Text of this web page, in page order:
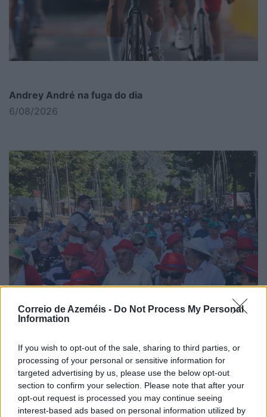
Correio de Azeméis - Do Not Process My Personal
Information
If you wish to opt-out of the sale, sharing to third parties, or
processing of your personal or sensitive information for
targeted advertising by us, please use the below opt-out
section to confirm your selection. Please note that after your
opt-out request is processed you may continue seeing
interest-based ads based on personal information utilized by
Andrey André na fuga do dia
6/08/2026
Festas de La Salette 2026 > Tarde Sénior levou perto
de 200 pessoas ao Parque
6/08/2026